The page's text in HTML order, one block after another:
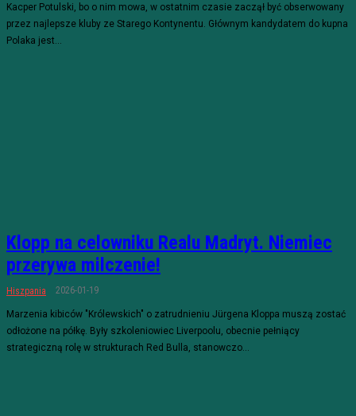
Kacper Potulski, bo o nim mowa, w ostatnim czasie zaczął być obserwowany
przez najlepsze kluby ze Starego Kontynentu. Głównym kandydatem do kupna
Polaka jest...
Klopp na celowniku Realu Madryt. Niemiec
przerywa milczenie!
Hiszpania 2026-01-19
Marzenia kibiców "Królewskich" o zatrudnieniu Jürgena Kloppa muszą zostać
odłożone na półkę. Były szkoleniowiec Liverpoolu, obecnie pełniący
strategiczną rolę w strukturach Red Bulla, stanowczo...